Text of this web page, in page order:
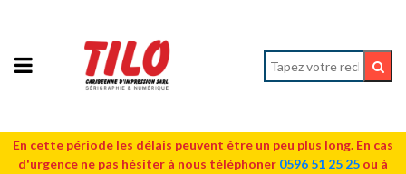
En cette période les délais peuvent être un peu plus long. En cas
d'urgence ne pas hésiter à nous téléphoner 0596 51 25 25 ou à